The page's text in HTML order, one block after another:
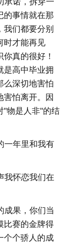
的事情就在那
们都要分别
时才能再见
真的很好！
是高中毕业拥
么深切地害怕
害怕离开。因
"物是人非"的结
一年里和我有
我怀恋我们在
成果，你们当
比赛的金牌得
个个骄人的成